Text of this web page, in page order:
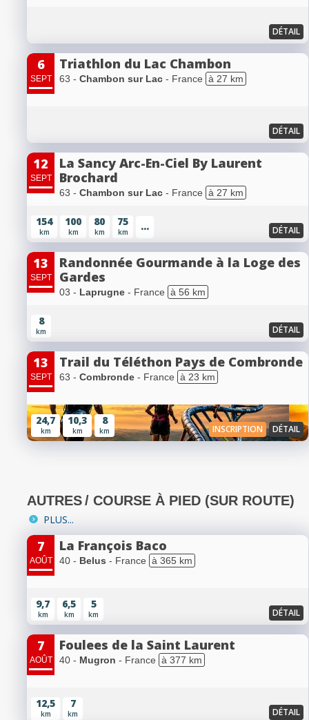
DÉTAIL
6
SEPT
Triathlon du Lac Chambon
63 - Chambon sur Lac - France à 27 km
DÉTAIL
12
SEPT
La Sancy Arc-En-Ciel By Laurent
Brochard
63 - Chambon sur Lac - France à 27 km
154
km
100
km
80
km
75
km ... DÉTAIL
13
SEPT
Randonnée Gourmande à la Loge des
Gardes
03 - Laprugne - France à 56 km
8
km DÉTAIL
13
SEPT
Trail du Téléthon Pays de Combronde
63 - Combronde - France à 23 km
24,7
km
10,3
km
8
km INSCRIPTION DÉTAIL
AUTRES/ COURSE À PIED (SUR ROUTE)
PLUS...
7
AOÛT
La François Baco
40 - Belus - France à 365 km
9,7
km
6,5
km
5
km DÉTAIL
7
AOÛT
Foulees de la Saint Laurent
40 - Mugron - France à 377 km
12,5
km
7
km DÉTAIL